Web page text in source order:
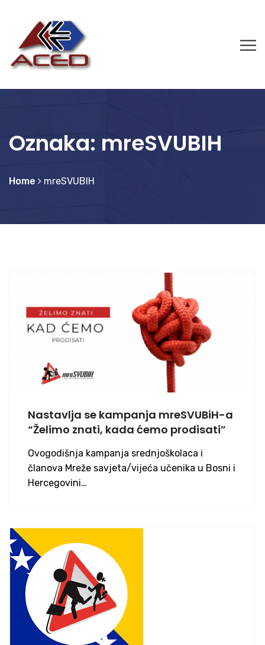
Oznaka: mreSVUBIH
Home mreSVUBIH
Nastavlja se kampanja mreSVUBiH-a
“Želimo znati, kada ćemo prodisati”
Ovogodišnja kampanja srednjoškolaca i
članova Mreže savjeta/vijeća učenika u Bosni i
Hercegovini…